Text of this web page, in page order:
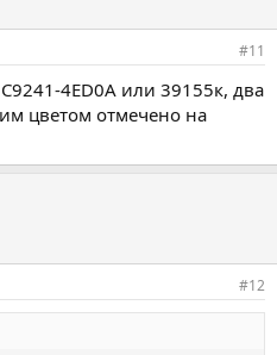
#11
4ED0A или 39155к, два
цветом отмечено на
#12